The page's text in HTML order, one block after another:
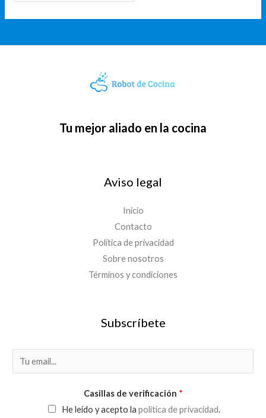
Tu mejor aliado en la cocina
Aviso legal
Inicio
Contacto
Política de privacidad
Sobre nosotros
Términos y condiciones
Subscríbete
m
Casillas de verificación *
He leído y acepto la política de privacidad.